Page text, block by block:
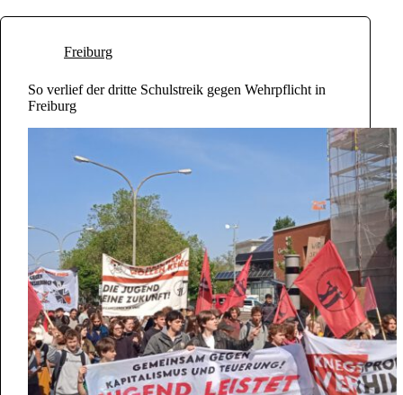
Freiburg
So verlief der dritte Schulstreik gegen Wehrpflicht in
Freiburg